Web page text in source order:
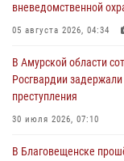
вневедомственной
05 августа 2026, 04:34
В Амурской области
Росгвардии
преступления
30 июля 2026, 07:10
В Благовещенске